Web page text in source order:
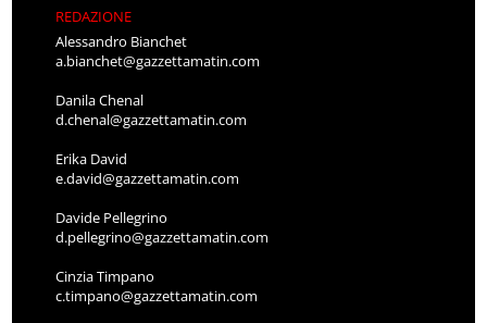
REDAZIONE
Alessandro Bianchet
a.bianchet@gazzettamatin.com
Danila Chenal
d.chenal@gazzettamatin.com
Erika David
e.david@gazzettamatin.com
Davide Pellegrino
d.pellegrino@gazzettamatin.com
Cinzia Timpano
c.timpano@gazzettamatin.com